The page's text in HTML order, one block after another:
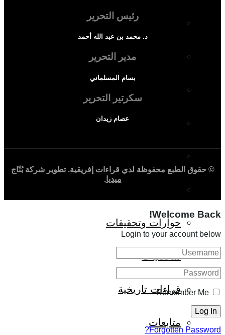
إفريقيا في المؤشرات
الحالة الدينية
الصحافة الإفريقية
حوارات وتحقيقات
شخصيات
قراءات تاريخية
متابعات
رئيس التحرير
د. محمد بن عبد الله أحمد
مدير التحرير
بسام المسلماني
سكرتير التحرير
عصام زيدان
© حقوق الطبع محفوظة لدي قراءات إفريقية. تطوير شركةبُنّاج
ميديا.
Welcome Back!
Login to your account below
Remember Me
Forgotten Password?